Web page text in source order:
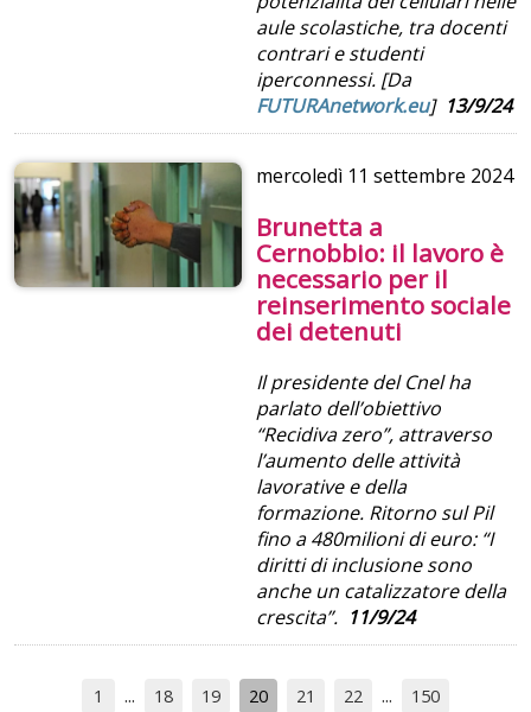
aule scolastiche, tra docenti
contrari e studenti
iperconnessi. [Da
FUTURAnetwork.eu] 13/9/24
mercoledì 11 settembre 2024
Brunetta a
Cernobbio: il lavoro è
necessario per il
reinserimento sociale
dei detenuti
Il presidente del Cnel ha
parlato dell’obiettivo
“Recidiva zero”, attraverso
l’aumento delle attività
lavorative e della
formazione. Ritorno sul Pil
fino a 480milioni di euro: “I
diritti di inclusione sono
anche un catalizzatore della
crescita”. 11/9/24
1 18 19 20 21 22 150